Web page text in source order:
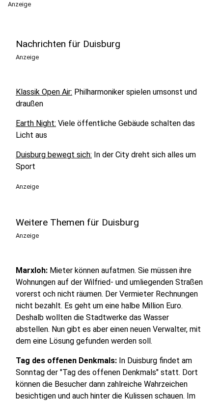
Anzeige
Nachrichten für Duisburg
Anzeige
Klassik Open Air: Philharmoniker spielen umsonst und
draußen
Earth Night: Viele öffentliche Gebäude schalten das
Licht aus
Duisburg bewegt sich: In der City dreht sich alles um
Sport
Anzeige
Weitere Themen für Duisburg
Anzeige
Marxloh: Mieter können aufatmen. Sie müssen ihre
Wohnungen auf der Wilfried- und umliegenden Straßen
vorerst och nicht räumen. Der Vermieter Rechnungen
nicht bezahlt. Es geht um eine halbe Million Euro.
Deshalb wollten die Stadtwerke das Wasser
abstellen. Nun gibt es aber einen neuen Verwalter, mit
dem eine Lösung gefunden werden soll.
Tag des offenen Denkmals: In Duisburg findet am
Sonntag der "Tag des offenen Denkmals" statt. Dort
können die Besucher dann zahlreiche Wahrzeichen
besichtigen und auch hinter die Kulissen schauen. Im